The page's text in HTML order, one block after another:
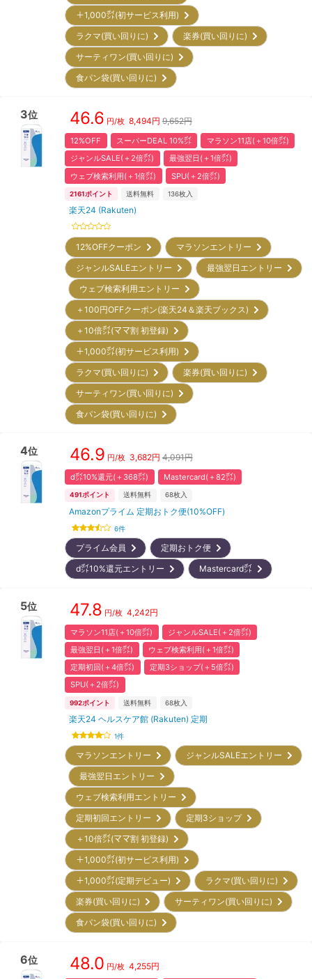
＋1,000㌽(初サービス利用)
ラクマ(買い回りに)
楽券(買い回りに)
サーティワン(買い回りに)
食パン袋(買い回りに)
3位 46.6 円/枚 8,494円 9,652円
12%OFF スーパーDEAL 10%㌽
マラソン11店(＋10倍㌽)
ジャンルSALE(＋2倍㌽)
最強翌日(＋1倍㌽)
ウェブ検索利用(＋1倍㌽)
SPU(＋2倍㌽)
2161ポイント 送料無料 136枚入
楽天24 (Rakuten)
12%OFFクーポン
マラソンエントリー
ジャンルSALEエントリー
最強翌日エントリー
ウェブ検索利用エントリー
＋100円OFFクーポン(楽天24＆楽天ブックス)
＋10倍㌽(ママ割 初登録)
＋1,000㌽(初サービス利用)
ラクマ(買い回りに)
楽券(買い回りに)
サーティワン(買い回りに)
食パン袋(買い回りに)
4位 46.9 円/枚 3,682円 4,091円
d㌽10%還元(＋368㌽) Mastercard(＋82㌽)
491ポイント 送料無料 68枚入
Amazonプライム 定期おトク便(10%OFF)
6件
プライム会員
定期おトク便
d㌽10%還元エントリー
Mastercard㌽
5位 47.8 円/枚 4,242円
マラソン11店(＋10倍㌽)
ジャンルSALE(＋2倍㌽)
最強翌日(＋1倍㌽)
ウェブ検索利用(＋1倍㌽)
定期初回(＋4倍㌽)
定期3ショップ(＋5倍㌽)
SPU(＋2倍㌽)
992ポイント 送料無料 68枚入
楽天24 ヘルスケア館 (Rakuten) 定期
1件
マラソンエントリー
ジャンルSALEエントリー
最強翌日エントリー
ウェブ検索利用エントリー
定期初回エントリー
定期3ショップ
＋10倍㌽(ママ割 初登録)
＋1,000㌽(初サービス利用)
＋1,000㌽(定期デビュー)
ラクマ(買い回りに)
楽券(買い回りに)
サーティワン(買い回りに)
食パン袋(買い回りに)
6位 48.0 円/枚 4,255円